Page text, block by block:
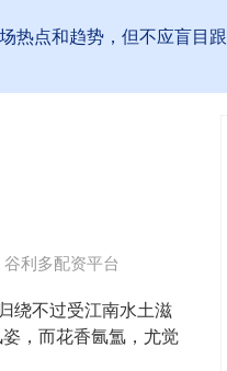
热点和趋势，但不应盲目
利多配资平台
绕不过受江南水土滋
，而花香氤氲，尤觉